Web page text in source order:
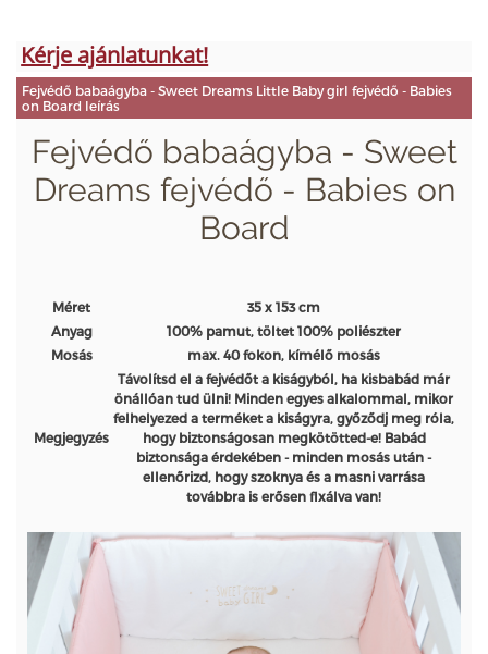
Kérje ajánlatunkat!
Fejvédő babaágyba - Sweet Dreams Little Baby girl fejvédő - Babies
on Board leírás
Fejvédő babaágyba - Sweet
Dreams fejvédő - Babies on
Board
Méret
35 x 153 cm
Anyag
100% pamut, töltet 100% poliészter
Mosás
max. 40 fokon, kímélő mosás
Megjegyzés
Távolítsd el a fejvédőt a kiságyból, ha kisbabád már
önállóan tud ülni! Minden egyes alkalommal, mikor
felhelyezed a terméket a kiságyra, győződj meg róla,
hogy biztonságosan megkötötted-e! Babád
biztonsága érdekében - minden mosás után -
ellenőrizd, hogy szoknya és a masni varrása
továbbra is erősen fixálva van!